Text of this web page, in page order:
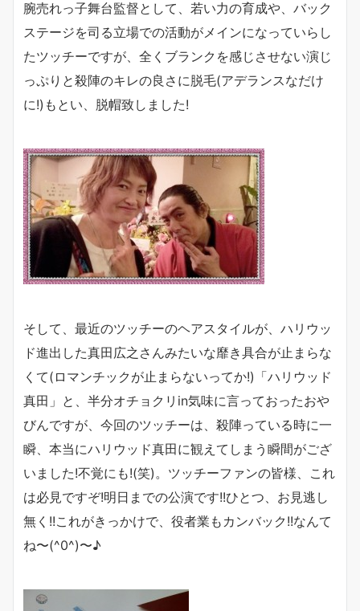
腕売れっ子舞台監督として、若い力の育成や、バック
ステージを司る立場での活動がメインになっていらし
たツッチーですが、全くブランクを感じさせない演じ
っぷりと殺陣のキレの良さに脱毛(アデランスなだけ
に!)もとい、脱帽致しました!
そして、最近のツッチーのヘアスタイルが、ハリウッ
ド進出した真田広之さんみたいな靡き具合が止まらな
くて(ロマンチックが止まらないってか!)「ハリウッド
真田」と、半分オチョクリin気味に言っておったおや
びんですが、今回のツッチーは、殺陣っている時に一
瞬、本当にハリウッド真田に観えてしまう瞬間がござ
いました!不覚にも!(笑)。ツッチーファンの皆様、これ
は必見ですぞ!明日までの公演です!!ひとつ、お見逃し
無く!!これがきっかけで、役者業もカンバック!!なんて
ね〜(^0^)〜♪